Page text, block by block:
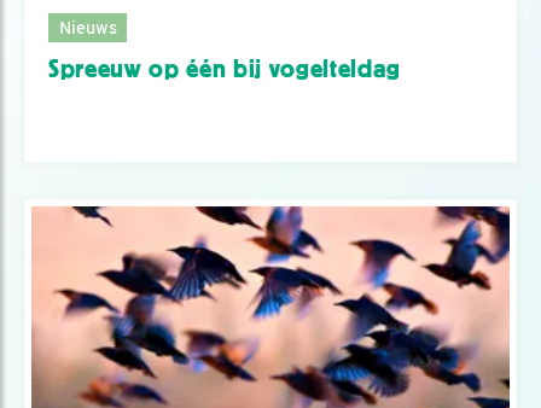
Nieuws
Spreeuw op één bij vogelteldag